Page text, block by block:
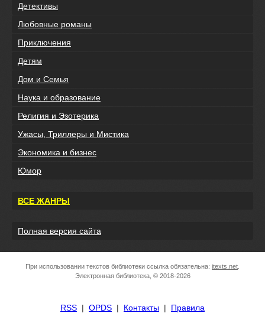
Детективы
Любовные романы
Приключения
Детям
Дом и Семья
Наука и образование
Религия и Эзотерика
Ужасы, Триллеры и Мистика
Экономика и бизнес
Юмор
ВСЕ ЖАНРЫ
Полная версия сайта
При использовании текстов библиотеки ссылка обязательна: itexts.net
Электронная библиотека, © 2018-2026
RSS | OPDS | Контакты | Правила